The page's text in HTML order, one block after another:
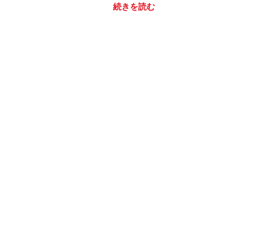
続きを読む